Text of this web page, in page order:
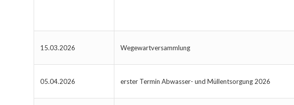
15.03.2026 Wegewartversammlung
05.04.2026 erster Termin Abwasser- und Müllentsorgung 2026